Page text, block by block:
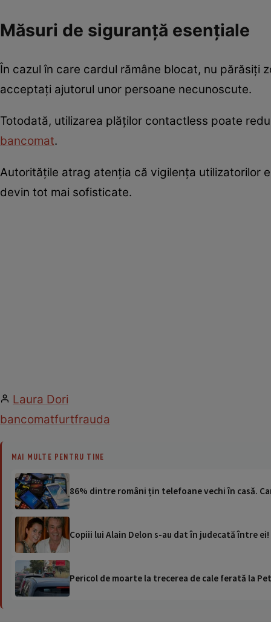
Măsuri de siguranță esențiale
În cazul în care cardul rămâne blocat, nu părăsiți
acceptați ajutorul unor persoane necunoscute.
Totodată, utilizarea plăților contactless poate
bancomat.
Autoritățile atrag atenția că vigilența utilizatorilor
devin tot mai sofisticate.
Laura Dori
bancomatfurtfrauda
MAI MULTE PENTRU TINE
86% dintre români țin telefoane vechi în casă.
Copiii lui Alain Delon s-au dat în judecată între
Pericol de moarte la trecerea de cale ferată la